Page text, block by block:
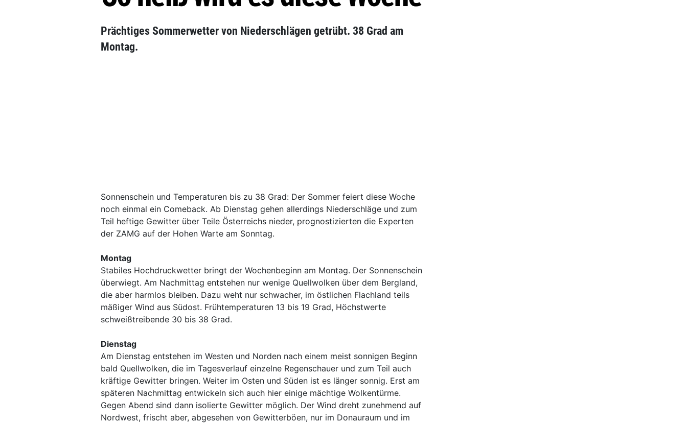
Prächtiges Sommerwetter von Niederschlägen getrübt. 38 Grad am
Montag.
Sonnenschein und Temperaturen bis zu 38 Grad: Der Sommer feiert diese Woche
noch einmal ein Comeback. Ab Dienstag gehen allerdings Niederschläge und zum
Teil heftige Gewitter über Teile Österreichs nieder, prognostizierten die Experten
der ZAMG auf der Hohen Warte am Sonntag.
Montag
Stabiles Hochdruckwetter bringt der Wochenbeginn am Montag. Der Sonnenschein
überwiegt. Am Nachmittag entstehen nur wenige Quellwolken über dem Bergland,
die aber harmlos bleiben. Dazu weht nur schwacher, im östlichen Flachland teils
mäßiger Wind aus Südost. Frühtemperaturen 13 bis 19 Grad, Höchstwerte
schweißtreibende 30 bis 38 Grad.
Dienstag
Am Dienstag entstehen im Westen und Norden nach einem meist sonnigen Beginn
bald Quellwolken, die im Tagesverlauf einzelne Regenschauer und zum Teil auch
kräftige Gewitter bringen. Weiter im Osten und Süden ist es länger sonnig. Erst am
späteren Nachmittag entwickeln sich auch hier einige mächtige Wolkentürme.
Gegen Abend sind dann isolierte Gewitter möglich. Der Wind dreht zunehmend auf
Nordwest, frischt aber, abgesehen von Gewitterböen, nur im Donauraum und im